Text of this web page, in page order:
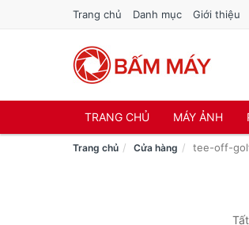
Trang chủ Danh mục Giới thiệu
TRANG CHỦ MÁY ẢNH
Trang chủ Cửa hàng tee-off-